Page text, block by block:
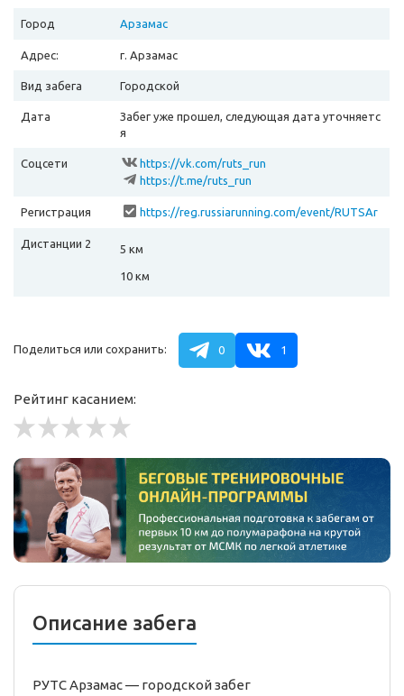
Город Арзамас
Адрес: г. Арзамас
Вид забега Городской
Дата
Забег уже прошел, следующая дата уточняетс
я
Соцсети
https://vk.com/ruts_run
https://t.me/ruts_run
Регистрация
https://reg.russiarunning.com/event/RUTSAr
Дистанции 2
5 км
10 км
Поделиться или сохранить: 0 1
Рейтинг касанием:
Описание забега
РУТС Арзамас — городскойзабег